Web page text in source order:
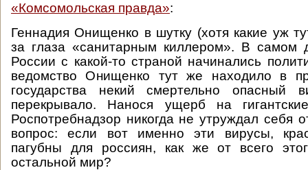
«Комсомольская правда»:
Геннадия Онищенко в шутку (хотя какие уж
за глаза «санитарным киллером». В самом
России с какой-то страной начинались
ведомство Онищенко тут же находило в
государства некий смертельно опасный
перекрывало. Нанося ущерб на
Роспотребнадзор никогда не утруждал себя
вопрос: если вот именно эти вирусы,
пагубны для россиян, как же от всего
остальной мир?